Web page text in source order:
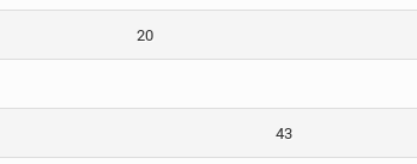
20
43